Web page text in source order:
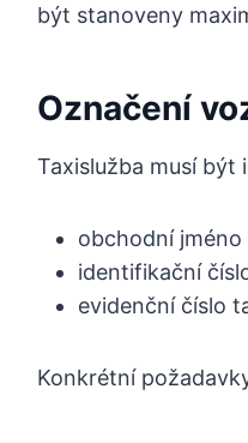
být stanoveny
Označení
Taxislužba musí být
obchodní
identifikační
evidenční číslo
Konkrétní